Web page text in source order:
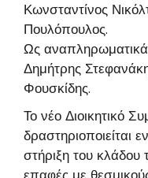
Κωνσταντίνος
Πουλόπουλος.
Ως αναπληρωματικά
Δημήτρης
Φουσκίδης.
Το νέο Διοικητικό
δραστηριοποιείται
στήριξη του κλάδου